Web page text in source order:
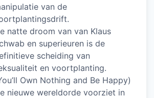
van de
natte droom van van Klaus
en superieuren is de
scheiding van
en voortplanting.
Own Nothing and Be Happy)
nieuwe wereldorde voorziet in